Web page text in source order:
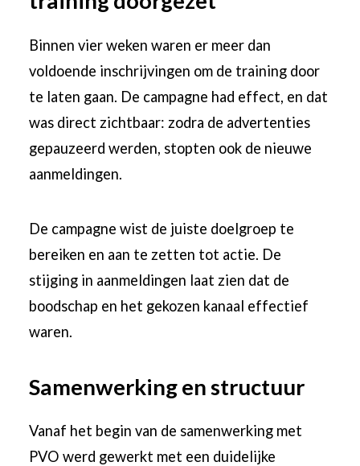
Binnen vier weken waren er meer dan
voldoende inschrijvingen om de training door
te laten gaan. De campagne had effect, en dat
was direct zichtbaar: zodra de advertenties
gepauzeerd werden, stopten ook de nieuwe
aanmeldingen.
De campagne wist de juiste doelgroep te
bereiken en aan te zetten tot actie. De
stijging in aanmeldingen laat zien dat de
boodschap en het gekozen kanaal effectief
waren.
Samenwerking en structuur
Vanaf het begin van de samenwerking met
PVO werd gewerkt met een duidelijke